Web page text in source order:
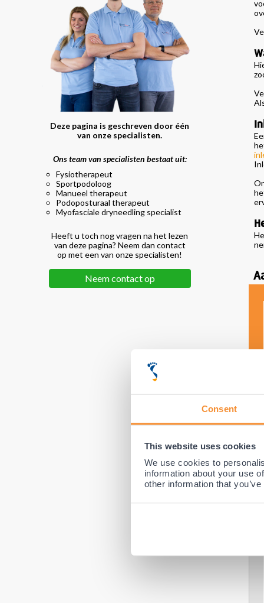
Consent
This website uses cookies
We use cookies to
information about your use
other information that
Deze pagina is geschreven door één
van onze specialisten.
Ons team van specialisten bestaat uit:
Fysiotherapeut
Sportpodoloog
Manueel therapeut
Podoposturaal therapeut
Myofasciale dryneedling specialist
Heeft u toch nog vragen na het lezen
van deze pagina? Neem dan contact
op met een van onze specialisten!
Neem contact op